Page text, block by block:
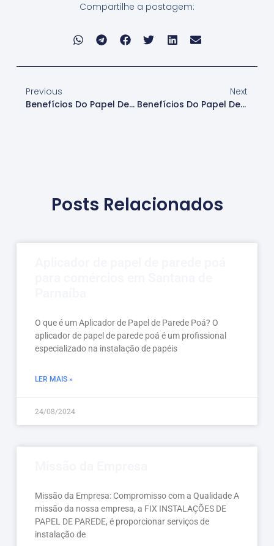
Compartilhe a postagem:
Previous
Benefícios Do Papel De Parede Adesivo
Next
Benefícios Do Papel De Parede Com Padrão Floral
Posts Relacionados
O que é um Aplicador de Papel de Parede Poá? O
aplicador de papel de parede poá é um profissional
especializado na instalação de papéis
LER MAIS »
24/08/2024
Missão da Empresa: Compromisso com a Qualidade A
missão da nossa empresa, a FIX INSTALAÇÕES DE
PAPEL DE PAREDE, é proporcionar serviços de
instalação de